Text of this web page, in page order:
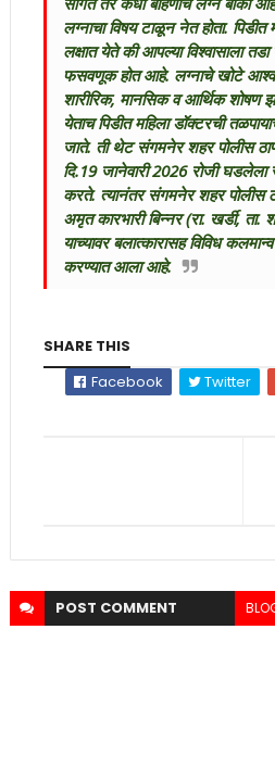
लग्नाचा विषय टाळून नेत होता. पिडीत
लक्षात येते की आपल्या विश्वासाला
फसवणूक होत आहे. लग्नाचे खोटे
शारीरिक, मानसिक व आर्थिक शोषण
येताच पिडीत महिला डॉक्टरची
जाते. ती थेट संगमनेर शहर पोलीस
दि.19 जानेवारी 2026 रोजी
करते. त्यानंतर संगमनेर शहर पोलीस
अमृत कारभारी बिन्नर (रा. खर्डी, ता.
याच्यावर बलात्कारासह विविध
करण्यात आला आहे.
SHARE THIS
Facebook
Twitter
POST COMMENT